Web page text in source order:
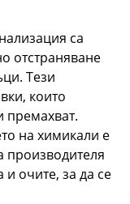
са
отстраняване
Тези
които
премахват.
на химикали е
производителя
и очите, за да се